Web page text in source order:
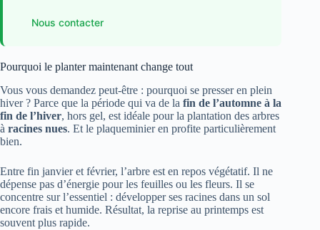
Nous contacter
Pourquoi le planter maintenant change tout
Vous vous demandez peut-être : pourquoi se presser en plein
hiver ? Parce que la période qui va de la fin de l’automne à la
fin de l’hiver, hors gel, est idéale pour la plantation des arbres
à racines nues. Et le plaqueminier en profite particulièrement
bien.
Entre fin janvier et février, l’arbre est en repos végétatif. Il ne
dépense pas d’énergie pour les feuilles ou les fleurs. Il se
concentre sur l’essentiel : développer ses racines dans un sol
encore frais et humide. Résultat, la reprise au printemps est
souvent plus rapide.